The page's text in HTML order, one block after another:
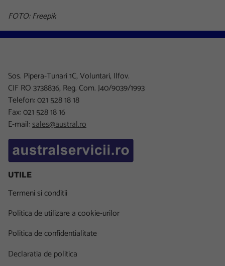
FOTO: Freepik
Sos. Pipera-Tunari 1C, Voluntari, Ilfov.
CIF RO 3738836, Reg. Com. J40/9039/1993
Telefon: 021 528 18 18
Fax: 021 528 18 16
E-mail:sales@austral.ro
UTILE
Termeni si conditii
Politica de utilizare a cookie-urilor
Politica de confidentialitate
Declaratia de politica